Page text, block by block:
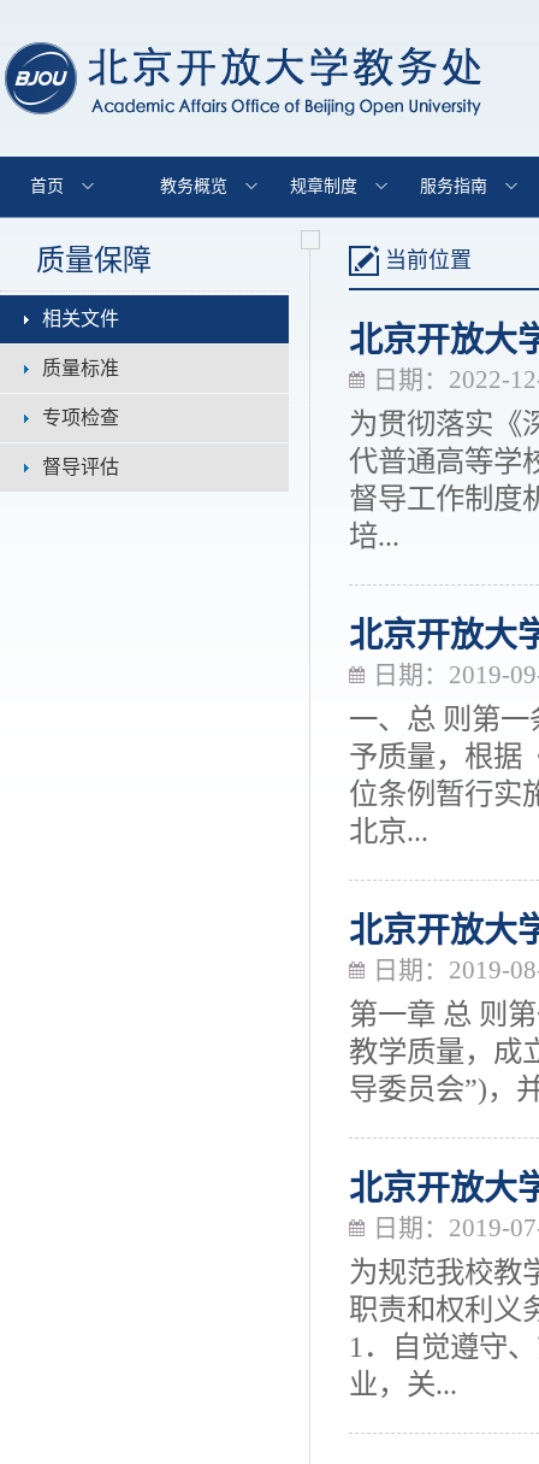
首页 教务概览 规章制度 服务指南
质量保障
相关文件
质量标准
专项检查
督导评估
当前位置
北京开放大
日期：2022-
为贯彻落实《
代普通高等学
督导工作制度
培...
北京开放大
日期：2019-
一、总 则第
予质量，根据
位条例暂行实
北京...
北京开放大
日期：2019-
第一章 总 则
教学质量，成
导委员会”)，
北京开放大
日期：2019-
为规范我校教
职责和权利义
1．自觉遵守
业，关...